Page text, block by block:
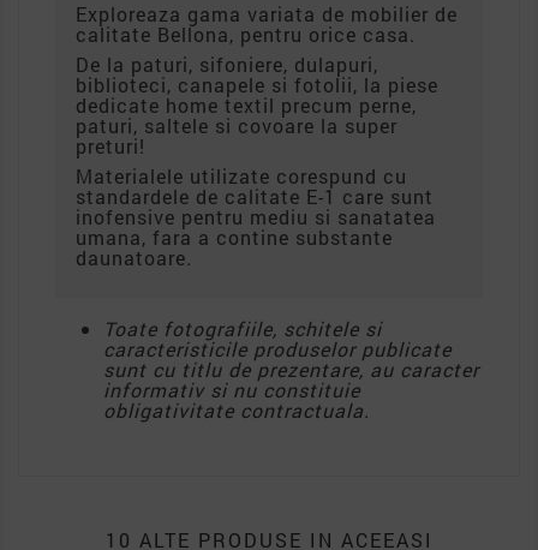
Exploreaza gama variata de mobilier de
calitate Bellona, pentru orice casa.
De la paturi, sifoniere, dulapuri,
biblioteci, canapele si fotolii, la piese
dedicate home textil precum perne,
paturi, saltele si covoare la super
preturi!
Materialele utilizate corespund cu
standardele de calitate E-1 care sunt
inofensive pentru mediu si sanatatea
umana, fara a contine substante
daunatoare.
Toate fotografiile, schitele si
caracteristicile produselor publicate
sunt cu titlu de prezentare, au caracter
informativ si nu constituie
obligativitate contractuala.
10 ALTE PRODUSE IN ACEEASI